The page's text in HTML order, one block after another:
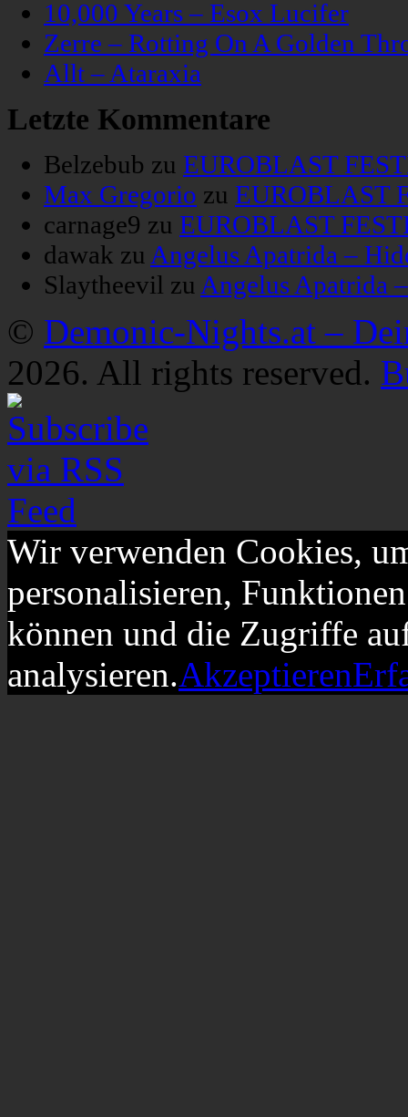
10,000 Years – Esox Lucifer
Zerre – Rotting On A Golden
Allt – Ataraxia
Letzte Kommentare
Belzebub zu EUROBLAST
Max Gregorio zu EUROBLAST
carnage9 zu EUROBLAST
dawak zu Angelus Apatrida –
Slaytheevil zu Angelus Apatrida
© Demonic-Nights.at –
2026. All rights reserved.
Wir verwenden Cookies,
personalisieren,
können und die Zugriffe
analysieren.Akzeptieren